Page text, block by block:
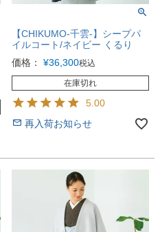
【CHIKUMO-千雲-】シープパ
イルコート/ネイビー くるり
価格：
¥36,300税込
在庫切れ
5.00
再入荷お知らせ